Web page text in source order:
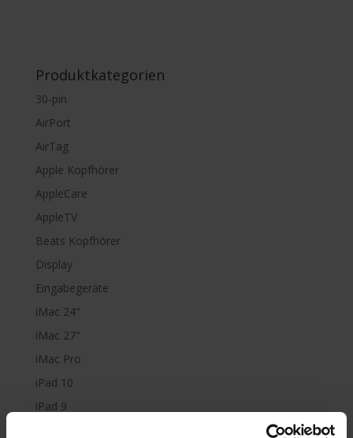
Produktkategorien
30-pin
AirPort
AirTag
Apple Kopfhörer
AppleCare
AppleTV
Beats Kopfhörer
Display
Eingabegeräte
iMac 24"
iMac 27"
iMac Pro
iPad 10
iPad 9